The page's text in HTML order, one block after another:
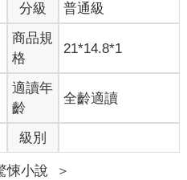
分級 普通級
商品規
格
21*14.8*1
適讀年
齡
全齡適讀
級別
悚小說
＞